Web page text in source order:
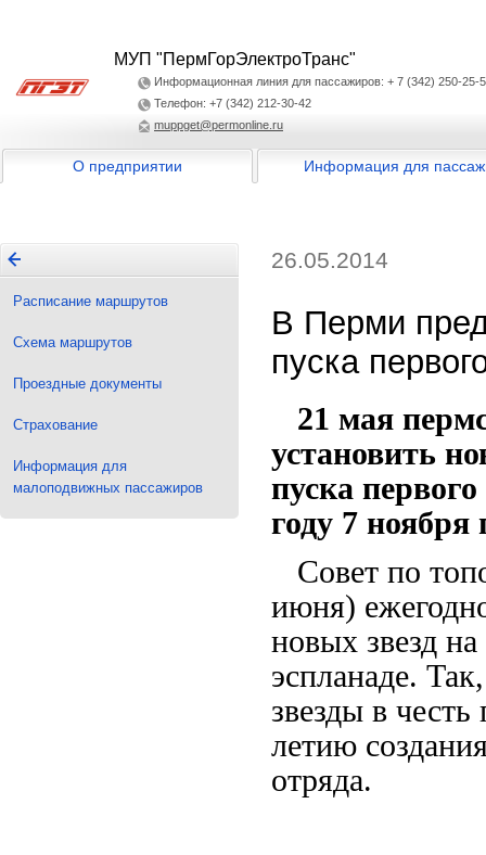
МУП "ПермГорЭлектроТранс"
Информационная линия для пассажиров: + 7 (342) 250-25-
Телефон: +7 (342) 212-30-42
muppget@permonline.ru
О предприятии Информация для
Расписание маршрутов
Схема маршрутов
Проездные документы
Страхование
Информация для
малоподвижных пассажиров
26.05.2014
В Перми
пуска
21 мая
установить
пуска
году 7
Совет по
июня)
новых звезд
эспланаде.
звезды в
летию
отряда.